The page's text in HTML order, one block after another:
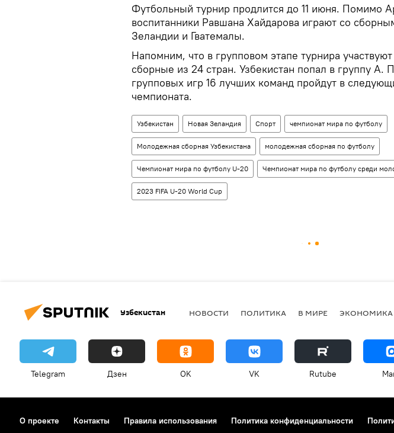
Футбольный турнир продлится до 11 июня. Помимо
воспитанники Равшана Хайдарова играют со
Зеландии и Гватемалы.
Напомним, что в групповом этапе турнира
сборные из 24 стран. Узбекистан попал в группу А.
групповых игр 16 лучших команд пройдут в
чемпионата.
Узбекистан Новая Зеландия Спорт чемпионат мира по футболу
Молодежная сборная Узбекистана молодежная сборная по футболу
Чемпионат мира по футболу U-20 Чемпионат мира по футболу среди
2023 FIFA U-20 World Cup
Узбекистан НОВОСТИ ПОЛИТИКА В МИРЕ ЭКОНОМИКА
Telegram Дзен OK VK Rutube
О проекте Контакты Правила использования Политика конфиденциальности